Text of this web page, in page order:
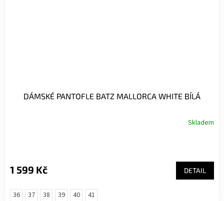
DÁMSKÉ PANTOFLE BATZ MALLORCA WHITE BÍLÁ
Skladem
1 599 Kč DETAIL
36 37 38 39 40 41